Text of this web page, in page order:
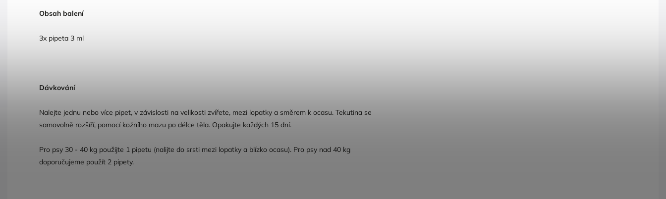
Obsah balení
3x pipeta 3 ml
Dávkování
Nalejte jednu nebo více pipet, v závislosti na velikosti zvířete, mezi lopatky a směrem k ocasu. Tekutina se
samovolně rozšíří, pomocí kožního mazu po délce těla. Opakujte každých 15 dní.
Pro psy 30 - 40 kg použijte 1 pipetu (nalijte do srsti mezi lopatky a blízko ocasu). Pro psy nad 40 kg
doporučujeme použít 2 pipety.